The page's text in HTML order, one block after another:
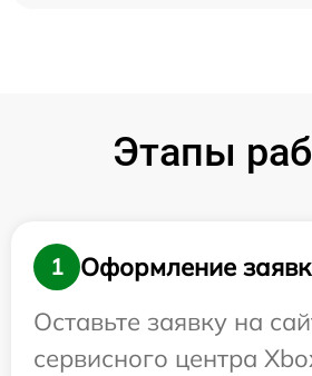
Этапы
1
Оформление
Оставьте заявку на
сервисного центра